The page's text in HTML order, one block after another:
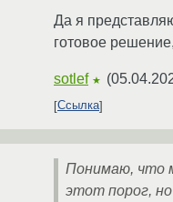
Да я
готовое
sotlef ★ (
Ссылка
Понимаю, что
этот порог,